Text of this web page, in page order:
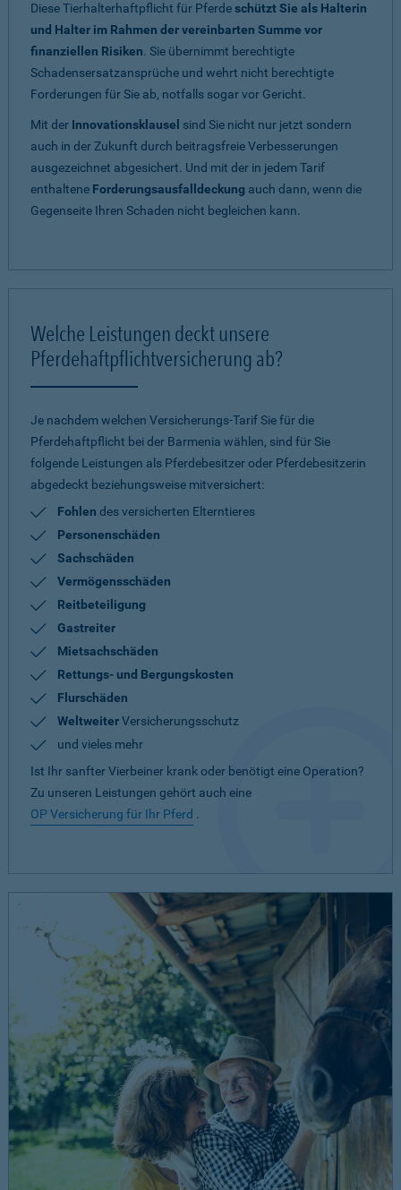
Diese Tierhalterhaftpflicht für Pferdeschützt Sie als Halterin
und Halter im Rahmen der vereinbarten Summe vor
finanziellen Risiken. Sie übernimmt berechtigte
Schadensersatzansprüche und wehrt nicht berechtigte
Forderungen für Sie ab, notfalls sogar vor Gericht.
Mit der Innovationsklausel sind Sie nicht nur jetzt sondern
auch in der Zukunft durch beitragsfreie Verbesserungen
ausgezeichnet abgesichert. Und mit der in jedem Tarif
enthaltene Forderungsausfalldeckung auch dann, wenn die
Gegenseite Ihren Schaden nicht begleichen kann.
Welche Leistungen deckt unsere
Pferdehaftpflichtversicherung ab?
Je nachdem welchen Versicherungs-Tarif Sie für die
Pferdehaftpflicht bei der Barmenia wählen, sind für Sie
folgende Leistungen als Pferdebesitzer oder Pferdebesitzerin
abgedeckt beziehungsweise mitversichert:
Fohlen des versicherten Elterntieres
Personenschäden
Sachschäden
Vermögensschäden
Reitbeteiligung
Gastreiter
Mietsachschäden
Rettungs- und Bergungskosten
Flurschäden
WeltweiterVersicherungsschutz
und vieles mehr
Ist Ihr sanfter Vierbeiner krank oder benötigt eine Operation?
Zu unseren Leistungen gehört auch eine
OP Versicherung für Ihr Pferd .